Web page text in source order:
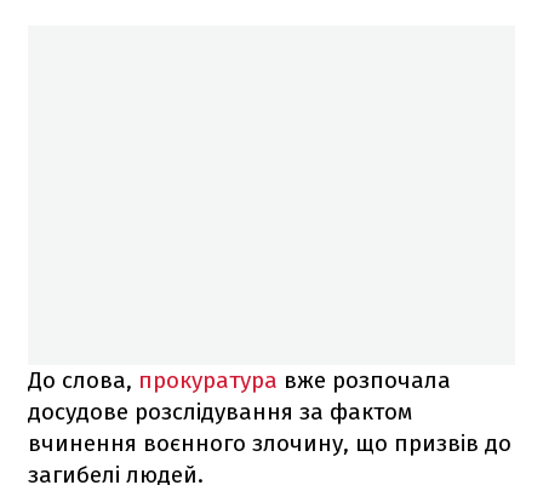
До слова, прокуратура вже розпочала
досудове розслідування за фактом
вчинення воєнного злочину, що призвів до
загибелі людей.